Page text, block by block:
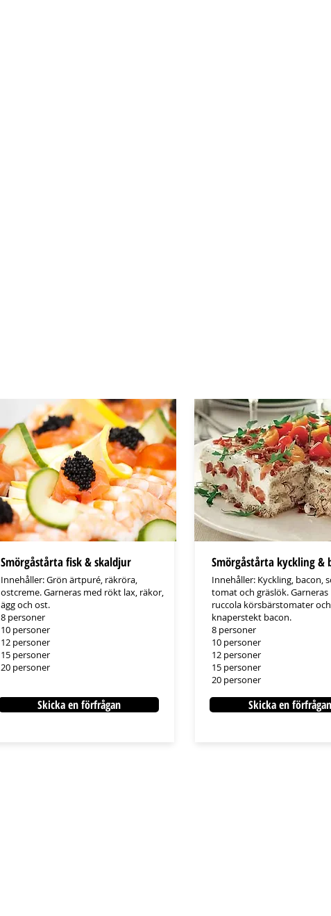
Smörgåstårta fisk & skaldjur
Innehåller: Grön ärtpuré, räkröra,
ostcreme. Garneras med rökt lax, räkor,
ägg och ost.
8 personer
10 personer
12 personer
15 personer
20 personer
Skicka en förfrågan
Smörgåstårta kyckling &
Innehåller: Kyckling, bacon,
tomat och gräslök. Garneras
ruccola körsbärstomater och
knaperstekt bacon.
​​​​​​​8 personer
10 personer
12 personer
15 personer​​​​​​​
​​​​​​​​​​​​​​20 personer
Skicka en förfrågan